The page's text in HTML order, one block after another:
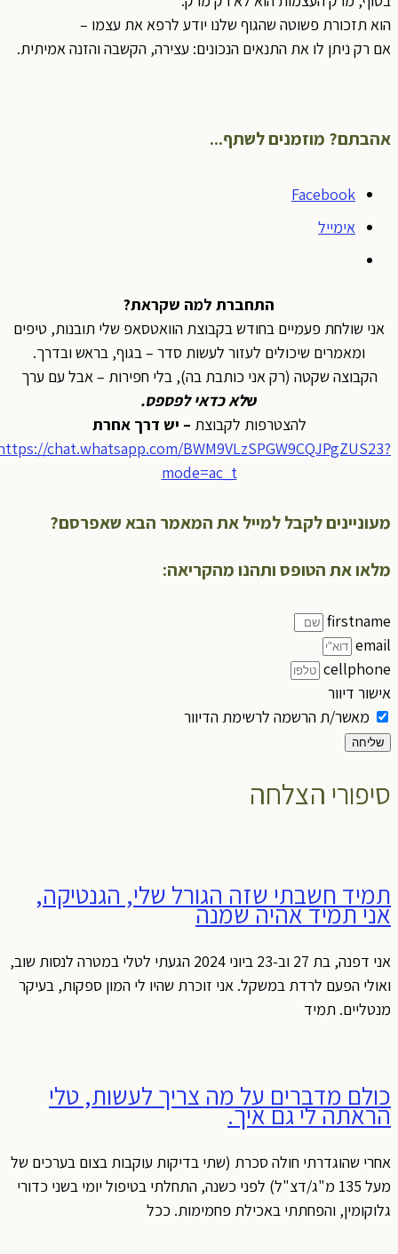
הוא תזכורת פשוטה שהגוף שלנו יודע לרפא את עצמו –
אם רק ניתן לו את התנאים הנכונים: עצירה, הקשבה והזנה אמיתית.
אהבתם? מוזמנים לשתף...
Facebook
אימייל
התחברת למה שקראת?
אני שולחת פעמיים בחודש בקבוצת הוואטסאפ שלי תובנות, טיפים
ומאמרים שיכולים לעזור לעשות סדר – בגוף, בראש ובדרך.
הקבוצה שקטה (רק אני כותבת בה), בלי חפירות – אבל עם ערך
שלא כדאי לפספס.
להצטרפות לקבוצת– יש דרך אחרת
https://chat.whatsapp.com/BWM9VLzSPGW9CQJPgZUS23?
mode=ac_t
מעוניינים לקבל למייל את המאמר הבא שאפרסם?
מלאו את הטופס ותהנו מהקריאה:
firstname
email
cellphone
אישור דיוור
מאשר/ת הרשמה לרשימת הדיוור
שליחה
סיפורי הצלחה
תמיד חשבתי שזה הגורל שלי, הגנטיקה,
אני תמיד אהיה שמנה
אני דפנה, בת 27 וב-23 ביוני 2024 הגעתי לטלי במטרה לנסות שוב,
ואולי הפעם לרדת במשקל. אני זוכרת שהיו לי המון ספקות, בעיקר
מנטליים. תמיד
כולם מדברים על מה צריך לעשות, טלי
הראתה לי גם איך.
אחרי שהוגדרתי חולה סכרת (שתי בדיקות עוקבות בצום בערכים של
מעל 135 מ"ג/דצ"ל) לפני כשנה, התחלתי בטיפול יומי בשני כדורי
גלוקומין, והפחתתי באכילת פחמימות. ככל